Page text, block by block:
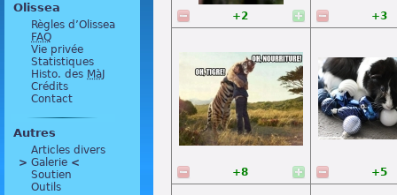
Olissea
Règles d’Olissea
FAQ
Vie privée
Statistiques
Histo. des MàJ
Crédits
Contact
Autres
Articles divers
> Galerie <
Soutien
Outils
+2 +3
+8 +5